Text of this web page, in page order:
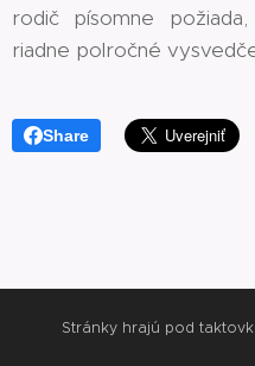
rodič písomne
riadne polročné
Share
Stránky hrajú pod